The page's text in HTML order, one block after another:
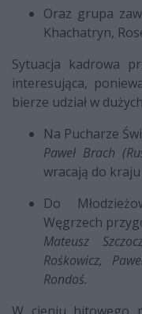
Oraz grupa
Khachatryn,
Sytuacja kadrowa
interesująca,
bierze udział w
Na Pucharze
Paweł Brach
wracają do
Do
Węgrzech
Mateusz
Rośkowicz,
Rondoś.